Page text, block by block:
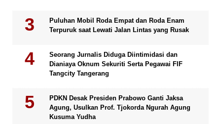
Puluhan Mobil Roda Empat dan Roda Enam
Terpuruk saat Lewati Jalan Lintas yang Rusak
Seorang Jurnalis Diduga Diintimidasi dan
Dianiaya Oknum Sekuriti Serta Pegawai FIF
Tangcity Tangerang
PDKN Desak Presiden Prabowo Ganti Jaksa
Agung, Usulkan Prof. Tjokorda Ngurah Agung
Kusuma Yudha